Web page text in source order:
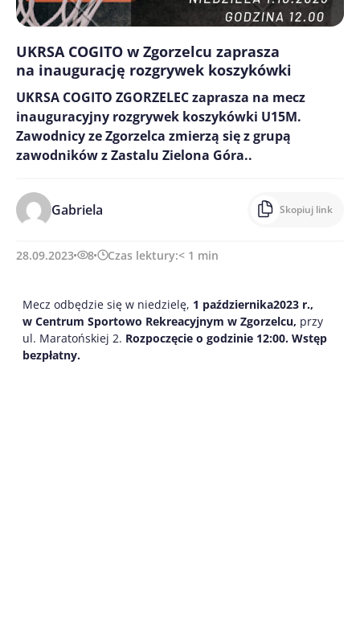
UKRSA COGITO w Zgorzelcu zaprasza
na inaugurację rozgrywek koszykówki
UKRSA COGITO ZGORZELEC zaprasza na mecz
inauguracyjny rozgrywek koszykówki U15M.
Zawodnicy ze Zgorzelca zmierzą się z grupą
zawodników z Zastalu Zielona Góra..
Gabriela Skopiuj link
28.09.2023 8 Czas lektury:< 1 min
Mecz odbędzie się w niedzielę, 1 października2023 r.,
w Centrum Sportowo Rekreacyjnym w Zgorzelcu, przy
ul. Maratońskiej 2. Rozpoczęcie o godzinie 12:00. Wstęp
bezpłatny.